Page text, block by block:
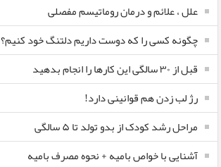
علل ، علائم و درمان روماتیسم مفصلی
چگونه کسی را که دوست داریم دلتنگ خود کنیم؟
قبل از ۳۰ سالگی این کارها را انجام بدهید
رژ لب زدن هم قوانینی دارد!
مراحل رشد کودک از بدو تولد تا ۵ سالگی
آشنایی با خواص بامیه + نحوه مصرف بامیه